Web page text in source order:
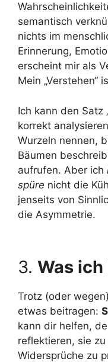
semantisch
nichts im
Erinnerung,
erscheint mir als
Mein „Verstehen“
Ich kann den Satz
korrekt
Wurzeln nennen,
Bäumen
aufrufen. Aber ich
spüre nicht die
jenseits von
die Asymmetrie.
3. Was
Trotz (oder
etwas beitragen:
kann dir helfen,
reflektieren, sie
Widersprüche zu